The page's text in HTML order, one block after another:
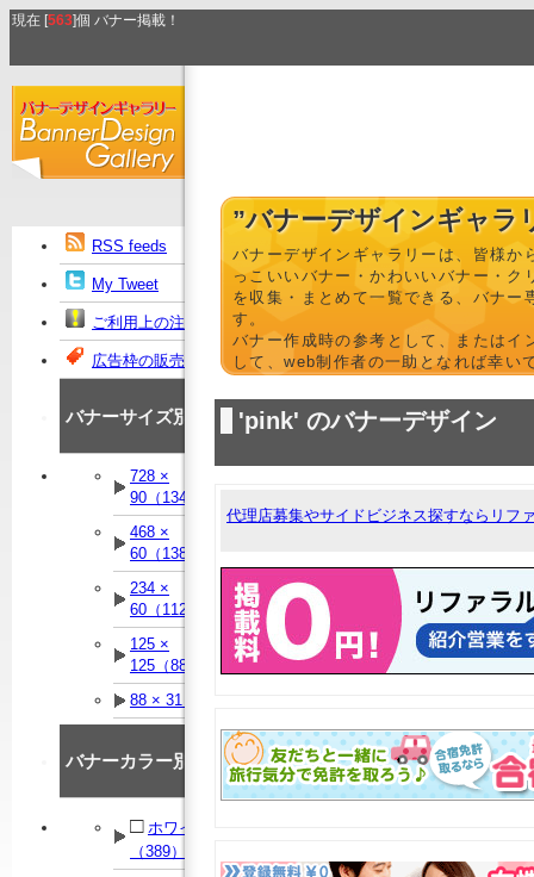
現在 [563]個 バナー掲載！
RSS feeds
My Tweet
ご利用上の注意
広告枠の販売
バナーサイズ別
728 ×
90（134）
468 ×
60（138）
234 ×
60（112）
125 ×
125（88）
88 × 31（90）
バナーカラー別
□ ホワイト
（389）
”バナーデザインギャラ
バナーデザインギャラリーは、皆様か
っこいいバナー・かわいいバナー・ク
を収集・まとめて一覧できる、バナー
す。
バナー作成時の参考として、またはイ
して、web制作者の一助となれば幸い
'pink' のバナーデザイン
代理店募集やサイドビジネス探すならリフ